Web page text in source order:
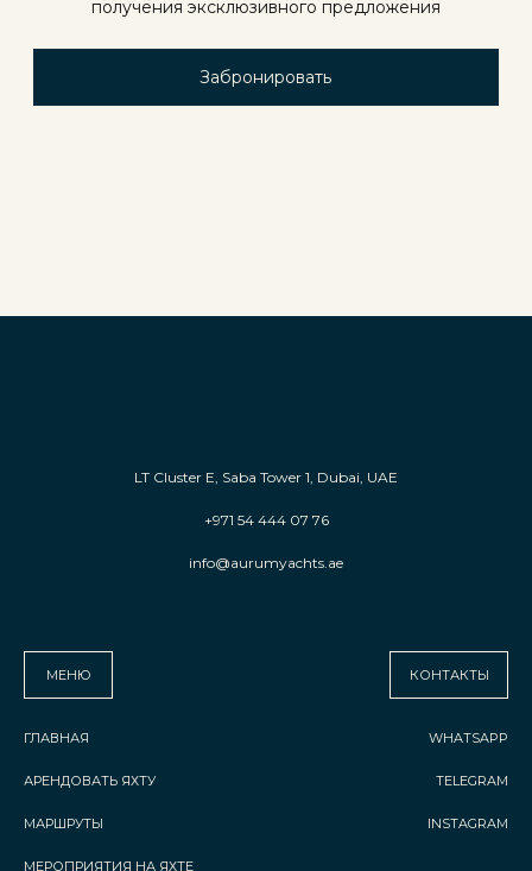
Забронировать
получения эксклюзивного предложения
АРЕНДОВАТЬ ЯХТУ
ГЛАВНАЯ
МАРШРУТЫ
МЕРОПРИЯТИЯ НА ЯХТЕ
WHATSAPP
TELEGRAM
INSTAGRAM
МЕНЮ КОНТАКТЫ
LT Cluster E, Saba Tower 1, Dubai, UAE
+971 54 444 07 76
info@aurumyachts.ae